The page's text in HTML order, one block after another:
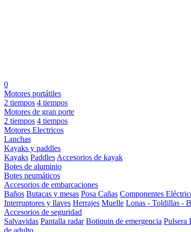
0
Motores portátiles
2 tiempos 4 tiempos
Motores de gran porte
2 tiempos 4 tiempos
Motores Electricos
Lanchas
Kayaks y paddles
Kayaks Paddles Accesorios de kayak
Botes de aluminio
Botes neumáticos
Accesorios de embarcaciones
Baños Butacas y mesas Posa Cañas Componentes
Interruptores y llaves Herrajes Muelle Lonas - Toldillas -
Accesorios de seguridad
Salvavidas Pantalla radar Botiquin de emergencia Pulsera
de adulto